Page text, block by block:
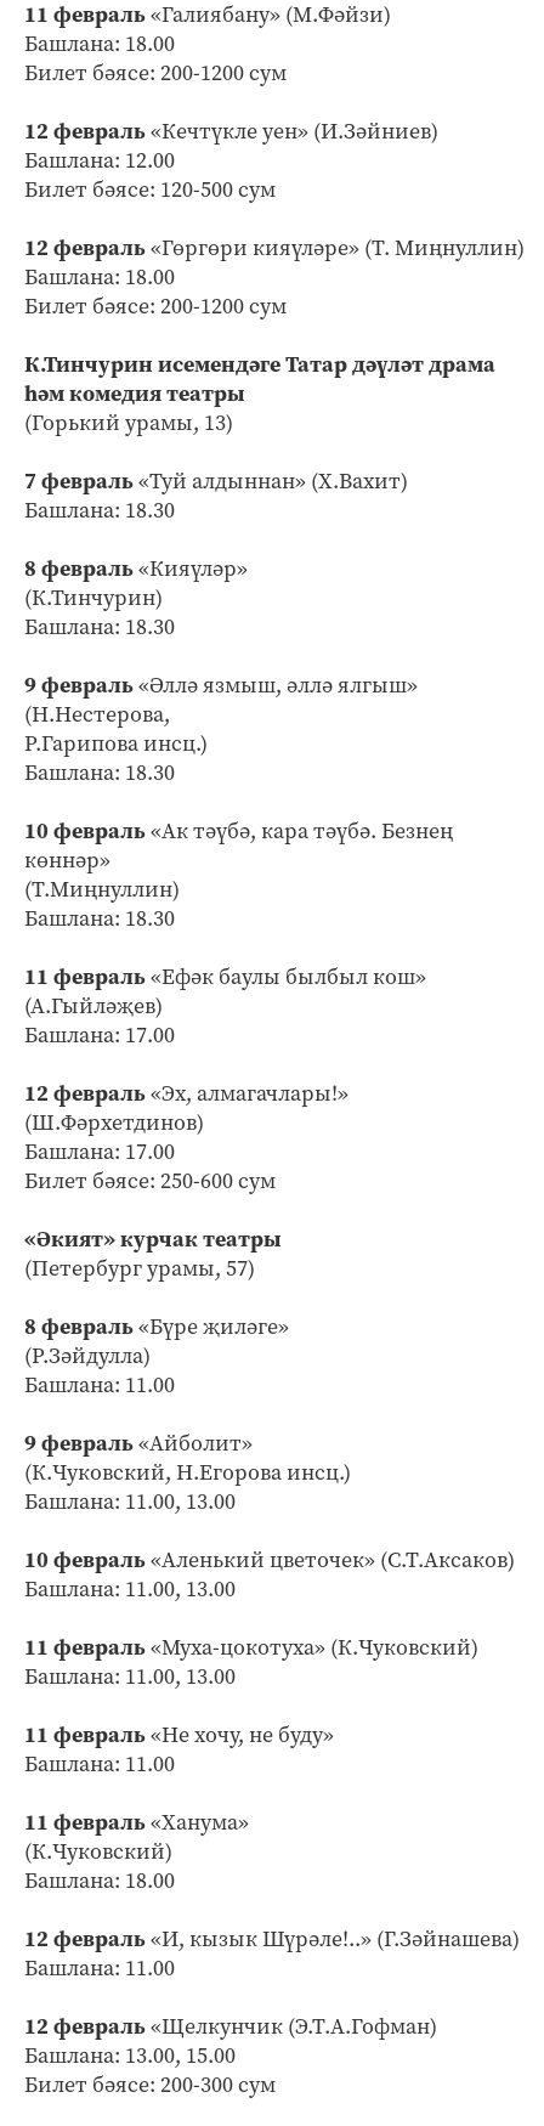
11 февраль«Галиябану» (М.Фәйзи)
Башлана: 18.00
Билет бәясе: 200-1200 сум
12 февраль«Кечтүкле уен» (И.Зәйниев)
Башлана: 12.00
Билет бәясе: 120-500 сум
12 февраль«Гөргөри кияүләре» (Т. Миңнуллин)
Башлана: 18.00
Билет бәясе: 200-1200 сум
К.Тинчурин исемендәге Татар дәүләт драма
һәм комедия театры
(Горький урамы, 13)
7 февраль«Туй алдыннан» (Х.Вахит)
Башлана: 18.30
8 февраль«Кияүләр»
(К.Тинчурин)
Башлана: 18.30
9 февраль«Әллә язмыш, әллә ялгыш»
(Н.Нестерова,
Р.Гарипова инсц.)
Башлана: 18.30
10 февраль«Ак тәүбә, кара тәүбә. Безнең
көннәр»
(Т.Миңнуллин)
Башлана: 18.30
11 февраль«Ефәк баулы былбыл кош»
(А.Гыйләҗев)
Башлана: 17.00
12 февраль«Эх, алмагачлары!»
(Ш.Фәрхетдинов)
Башлана: 17.00
Билет бәясе: 250-600 сум
«Әкият» курчак театры
(Петербург урамы, 57)
8 февраль«Бүре җиләге»
(Р.Зәйдулла)
Башлана: 11.00
9 февраль«Айболит»
(К.Чуковский, Н.Егорова инсц.)
Башлана: 11.00, 13.00
10 февраль«Аленький цветочек» (С.Т.Аксаков)
Башлана: 11.00, 13.00
11 февраль«Муха-цокотуха» (К.Чуковский)
Башлана: 11.00, 13.00
11 февраль«Не хочу, не буду»
Башлана: 11.00
11 февраль«Ханума»
(К.Чуковский)
Башлана: 18.00
12 февраль«И, кызык Шүрәле!..» (Г.Зәйнашева)
Башлана: 11.00
12 февраль«Щелкунчик (Э.Т.А.Гофман)
Башлана: 13.00, 15.00
Билет бәясе: 200-300 сум